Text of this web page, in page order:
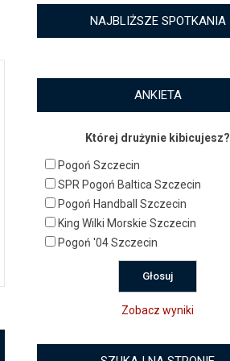
NAJBLIŻSZE SPOTKANIA
ANKIETA
Której drużynie kibicujesz?
Pogoń Szczecin
SPR Pogoń Baltica Szczecin
Pogoń Handball Szczecin
King Wilki Morskie Szczecin
Pogoń '04 Szczecin
Zobacz wyniki